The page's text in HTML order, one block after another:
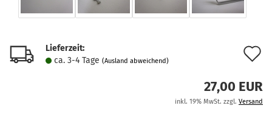
Lieferzeit:
ca. 3-4 Tage (Ausland abweichend)
27,00 EUR
inkl. 19% MwSt. zzgl. Versand